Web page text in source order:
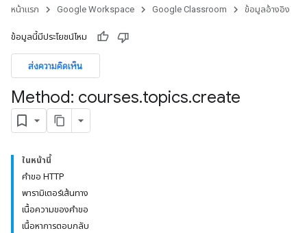
หน้าแรก Google Workspace Google Classroom ข้อมูลอ้างอิง
ข้อมูลนี้มีประโยชน์ไหม
ส่งความคิดเห็น
Method: courses.topics.create
ในหน้านี้
คำขอ HTTP
พารามิเตอร์เส้นทาง
เนื้อความของคำขอ
เนื้อหาการตอบกลับ